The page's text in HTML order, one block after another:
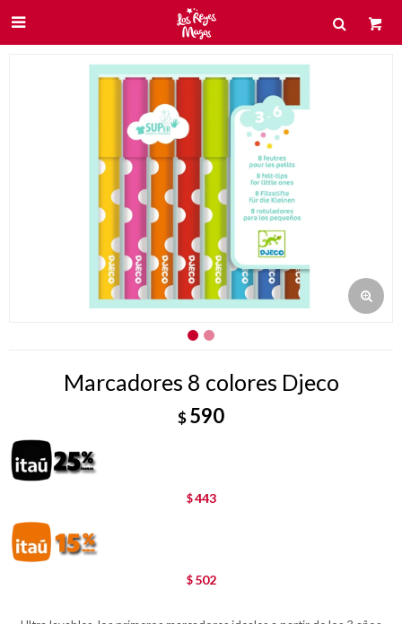

Marcadores 8 colores Djeco
$590
$443
$ 502